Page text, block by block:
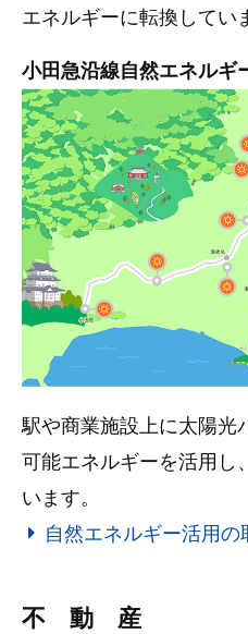
エネルギーに転換してい
小田急沿線自然エネルギ
駅や商業施設上に太陽光
可能エネルギーを活用し
います。
自然エネルギー活用の
不 動 産